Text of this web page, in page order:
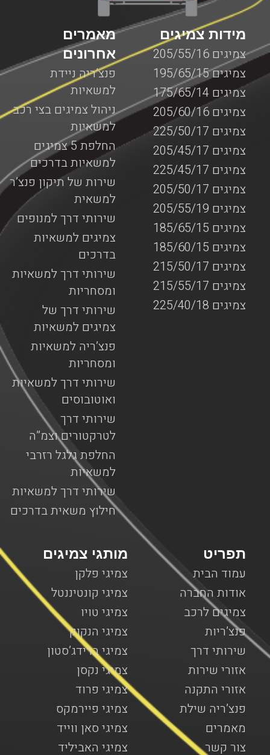
מאמרים
אחרונים
פנצ’ריה ניידת
למשאיות
ניהול צמיגים בצי רכב
למשאיות
החלפת 5 צמיגים
למשאיות בדרכים
שירות של תיקון פנצ’ר
למשאית
שירותי דרך למנופים
צמיגים למשאיות
בדרכים
שירותי דרך למשאיות
ומסחריות
שירותי דרך של
צמיגים למשאיות
פנצ’ריה למשאיות
ומסחריות
שירותי דרך למשאיות
ואוטובוסים
שירותי דרך
לטרקטורים וצמ”ה
החלפת גלגל רזרבי
למשאיות
שירותי דרך למשאיות
חילוץ משאית בדרכים
מידות צמיגים
צמיגים 205/55/16
צמיגים 195/65/15
צמיגים 175/65/14
צמיגים 205/60/16
צמיגים 225/50/17
צמיגים 205/45/17
צמיגים 225/45/17
צמיגים 205/50/17
צמיגים 205/55/19
צמיגים 185/65/15
צמיגים 185/60/15
צמיגים 215/50/17
צמיגים 215/55/17
צמיגים 225/40/18
מותגי צמיגים
צמיגי פלקן
צמיגי קונטיננטל
צמיגי טויו
צמיגי הנקוק
צמיגי ברידג’סטון
צמיגי נקסן
צמיגי פרוד
צמיגי פיירמקס
צמיגי סאן ווייד
צמיגי האביליד
תפריט
עמוד הבית
אודות החברה
צמיגים לרכב
פנצ’ריות
שירותי דרך
אזורי שירות
אזורי התקנה
פנצ’ריה שילת
מאמרים
צור קשר